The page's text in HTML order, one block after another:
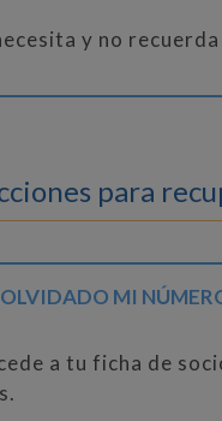
y no
para
MI
a tu ficha de